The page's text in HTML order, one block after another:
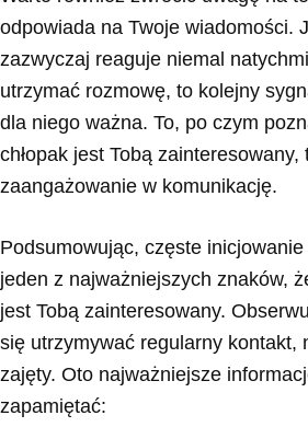
odpowiada na Twoje wiadomości.
zazwyczaj reaguje niemal
utrzymać rozmowę, to kolejny
dla niego ważna. To, po czym
chłopak jest Tobą zainteresowany,
zaangażowanie w komunikację.
Podsumowując, częste
jeden z najważniejszych znaków,
jest Tobą zainteresowany.
się utrzymywać regularny kontakt,
zajęty. Oto najważniejsze
zapamiętać: